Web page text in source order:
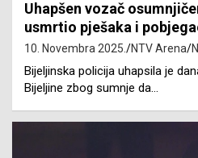
Uhapšen vozač
usmrtio pješaka i
10. Novembra 2025. NTV Arena
Bijeljinska policija uhapsila je
Bijeljine zbog sumnje da…